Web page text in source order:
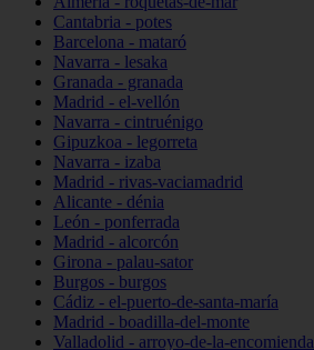
Cantabria - potes
Barcelona - mataró
Navarra - lesaka
Granada - granada
Madrid - el-vellón
Navarra - cintruénigo
Gipuzkoa - legorreta
Navarra - izaba
Madrid - rivas-vaciamadrid
Alicante - dénia
León - ponferrada
Madrid - alcorcón
Girona - palau-sator
Burgos - burgos
Cádiz - el-puerto-de-santa-maría
Madrid - boadilla-del-monte
Valladolid - arroyo-de-la-encomienda